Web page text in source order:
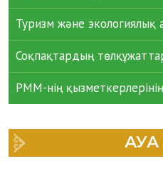
Туризм және экологиялық
Соқпақтардың
РММ-нің қызметкерлерінің